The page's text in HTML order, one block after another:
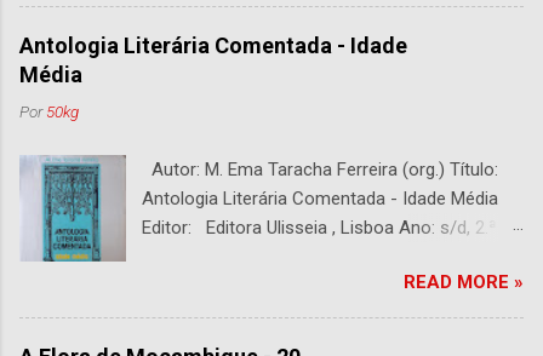
Antologia Literária Comentada - Idade
Média
Por50kg
Autor: M. Ema Taracha Ferreira (org.) Título:
Antologia Literária Comentada - Idade Média
Editor: Editora Ulisseia , Lisboa Ano: s/d, 2.ª
Com alguns sublinhados a lapiseira. Usado.
Com 252 páginas.
READ MORE »